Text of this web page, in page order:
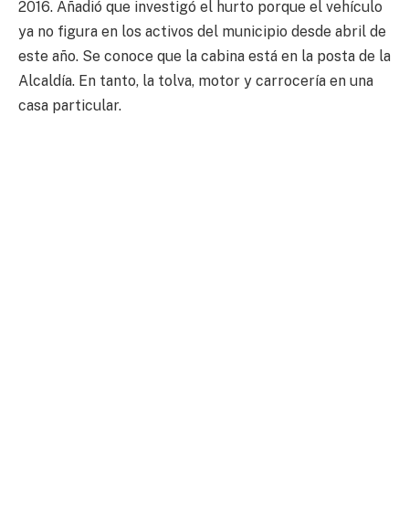
2016. Añadió que investigó el hurto porque el vehículo
ya no figura en los activos del municipio desde abril de
este año. Se conoce que la cabina está en la posta de la
Alcaldía. En tanto, la tolva, motor y carrocería en una
casa particular.